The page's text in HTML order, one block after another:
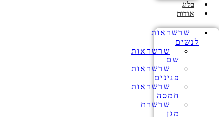
בלוג
אודות
שרשראות
לנשים
שרשראות
שם
שרשראות
פנינים
שרשראות
חמסה
שרשרת
מגן